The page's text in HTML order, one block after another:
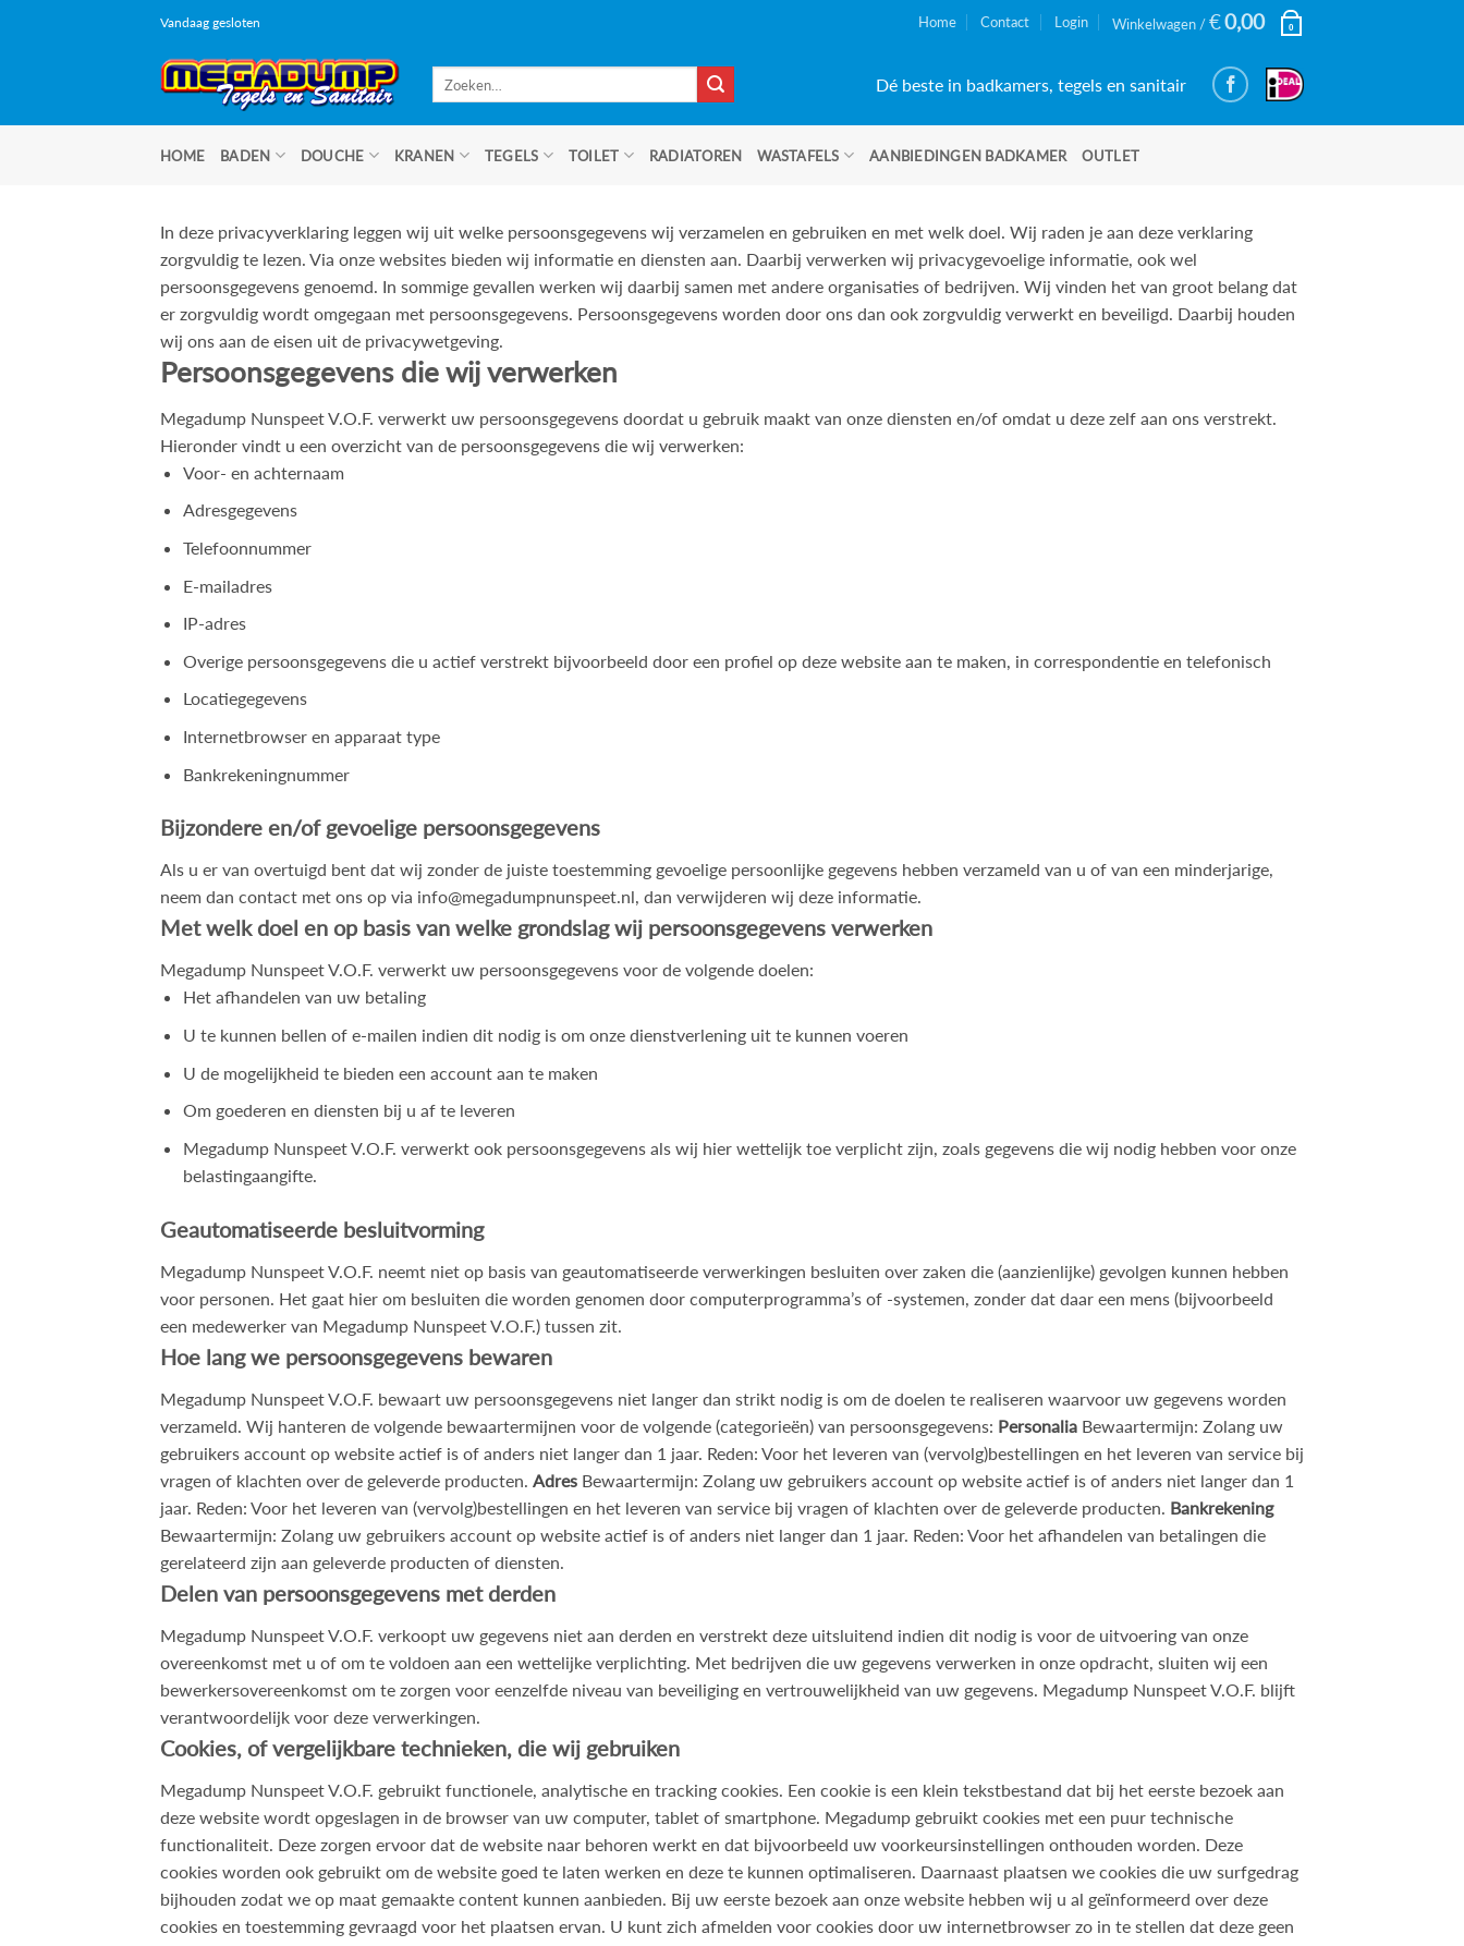
Vandaag gesloten Home Contact Login Winkelwagen /€0,00 0
Dé beste in badkamers, tegels en sanitair
HOME BADEN DOUCHE KRANEN TEGELS TOILET RADIATOREN WASTAFELS AANBIEDINGEN BADKAMER OUTLET
In deze privacyverklaring leggen wij uit welke persoonsgegevens wij verzamelen en gebruiken en met welk doel. Wij raden je aan deze verklaring
zorgvuldig te lezen. Via onze websites bieden wij informatie en diensten aan. Daarbij verwerken wij privacygevoelige informatie, ook wel
persoonsgegevens genoemd. In sommige gevallen werken wij daarbij samen met andere organisaties of bedrijven. Wij vinden het van groot belang dat
er zorgvuldig wordt omgegaan met persoonsgegevens. Persoonsgegevens worden door ons dan ook zorgvuldig verwerkt en beveiligd. Daarbij houden
wij ons aan de eisen uit de privacywetgeving.
Persoonsgegevens die wij verwerken
Megadump Nunspeet V.O.F. verwerkt uw persoonsgegevens doordat u gebruik maakt van onze diensten en/of omdat u deze zelf aan ons verstrekt.
Hieronder vindt u een overzicht van de persoonsgegevens die wij verwerken:
Voor- en achternaam
Adresgegevens
Telefoonnummer
E-mailadres
IP-adres
Overige persoonsgegevens die u actief verstrekt bijvoorbeeld door een profiel op deze website aan te maken, in correspondentie en telefonisch
Locatiegegevens
Internetbrowser en apparaat type
Bankrekeningnummer
Bijzondere en/of gevoelige persoonsgegevens
Als u er van overtuigd bent dat wij zonder de juiste toestemming gevoelige persoonlijke gegevens hebben verzameld van u of van een minderjarige,
neem dan contact met ons op via info@megadumpnunspeet.nl, dan verwijderen wij deze informatie.
Met welk doel en op basis van welke grondslag wij persoonsgegevens verwerken
Megadump Nunspeet V.O.F. verwerkt uw persoonsgegevens voor de volgende doelen:
Het afhandelen van uw betaling
U te kunnen bellen of e-mailen indien dit nodig is om onze dienstverlening uit te kunnen voeren
U de mogelijkheid te bieden een account aan te maken
Om goederen en diensten bij u af te leveren
Megadump Nunspeet V.O.F. verwerkt ook persoonsgegevens als wij hier wettelijk toe verplicht zijn, zoals gegevens die wij nodig hebben voor onze
belastingaangifte.
Geautomatiseerde besluitvorming
Megadump Nunspeet V.O.F. neemt niet op basis van geautomatiseerde verwerkingen besluiten over zaken die (aanzienlijke) gevolgen kunnen hebben
voor personen. Het gaat hier om besluiten die worden genomen door computerprogramma’s of -systemen, zonder dat daar een mens (bijvoorbeeld
een medewerker van Megadump Nunspeet V.O.F.) tussen zit.
Hoe lang we persoonsgegevens bewaren
Megadump Nunspeet V.O.F. bewaart uw persoonsgegevens niet langer dan strikt nodig is om de doelen te realiseren waarvoor uw gegevens worden
verzameld. Wij hanteren de volgende bewaartermijnen voor de volgende (categorieën) van persoonsgegevens: Personalia Bewaartermijn: Zolang uw
gebruikers account op website actief is of anders niet langer dan 1 jaar. Reden: Voor het leveren van (vervolg)bestellingen en het leveren van service bij
vragen of klachten over de geleverde producten. Adres Bewaartermijn: Zolang uw gebruikers account op website actief is of anders niet langer dan 1
jaar. Reden: Voor het leveren van (vervolg)bestellingen en het leveren van service bij vragen of klachten over de geleverde producten. Bankrekening
Bewaartermijn: Zolang uw gebruikers account op website actief is of anders niet langer dan 1 jaar. Reden: Voor het afhandelen van betalingen die
gerelateerd zijn aan geleverde producten of diensten.
Delen van persoonsgegevens met derden
Megadump Nunspeet V.O.F. verkoopt uw gegevens niet aan derden en verstrekt deze uitsluitend indien dit nodig is voor de uitvoering van onze
overeenkomst met u of om te voldoen aan een wettelijke verplichting. Met bedrijven die uw gegevens verwerken in onze opdracht, sluiten wij een
bewerkersovereenkomst om te zorgen voor eenzelfde niveau van beveiliging en vertrouwelijkheid van uw gegevens. Megadump Nunspeet V.O.F. blijft
verantwoordelijk voor deze verwerkingen.
Cookies, of vergelijkbare technieken, die wij gebruiken
Megadump Nunspeet V.O.F. gebruikt functionele, analytische en tracking cookies. Een cookie is een klein tekstbestand dat bij het eerste bezoek aan
deze website wordt opgeslagen in de browser van uw computer, tablet of smartphone. Megadump gebruikt cookies met een puur technische
functionaliteit. Deze zorgen ervoor dat de website naar behoren werkt en dat bijvoorbeeld uw voorkeursinstellingen onthouden worden. Deze
cookies worden ook gebruikt om de website goed te laten werken en deze te kunnen optimaliseren. Daarnaast plaatsen we cookies die uw surfgedrag
bijhouden zodat we op maat gemaakte content kunnen aanbieden. Bij uw eerste bezoek aan onze website hebben wij u al geïnformeerd over deze
cookies en toestemming gevraagd voor het plaatsen ervan. U kunt zich afmelden voor cookies door uw internetbrowser zo in te stellen dat deze geen